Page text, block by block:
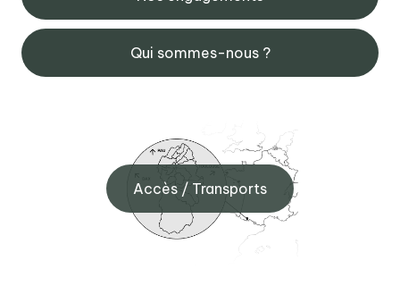
Qui sommes-nous ?
Accès / Transports